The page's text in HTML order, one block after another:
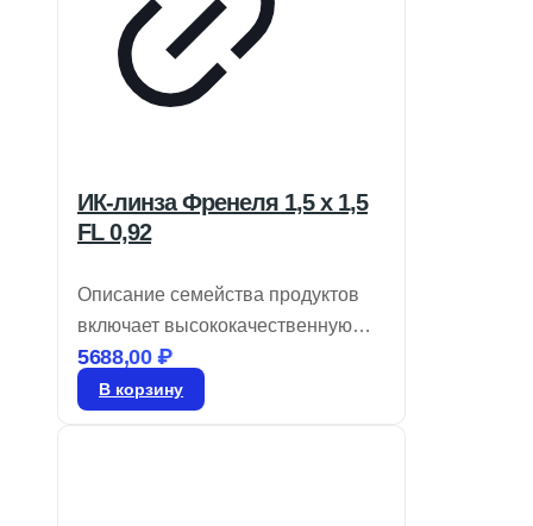
ИК-линза Френеля 1,5 x 1,5
FL 0,92
Описание семейства продуктов
включает высококачественную
оптику для инфракрасных
детекторов, обеспечивающую
5688,00₽
В корзину